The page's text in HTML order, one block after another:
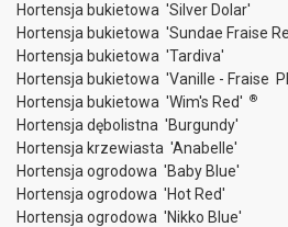
Hortensja bukietowa 'Silver Dolar'
Hortensja bukietowa 'Sundae Fraise
Hortensja bukietowa 'Tardiva'
Hortensja bukietowa 'Vanille - Fraise
Hortensja bukietowa 'Wim's Red' ®
Hortensja dębolistna 'Burgundy'
Hortensja krzewiasta 'Anabelle'
Hortensja ogrodowa 'Baby Blue'
Hortensja ogrodowa 'Hot Red'
Hortensja ogrodowa 'Nikko Blue'